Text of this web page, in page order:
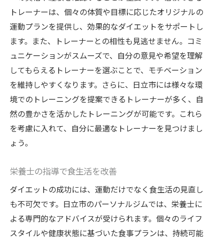
トレーナーは、個々の体質や目標に応じたオリジナルの
運動プランを提供し、効果的なダイエットをサポートし
ます。また、トレーナーとの相性も見逃せません。コミ
ュニケーションがスムーズで、自分の意見や希望を理解
してもらえるトレーナーを選ぶことで、モチベーション
を維持しやすくなります。さらに、日立市には様々な環
境でのトレーニングを提案できるトレーナーが多く、自
然の豊かさを活かしたトレーニングが可能です。これら
を考慮に入れて、自分に最適なトレーナーを見つけまし
ょう。
栄養士の指導で食生活を改善
ダイエットの成功には、運動だけでなく食生活の見直し
も不可欠です。日立市のパーソナルジムでは、栄養士に
よる専門的なアドバイスが受けられます。個々のライフ
スタイルや健康状態に基づいた食事プランは、持続可能